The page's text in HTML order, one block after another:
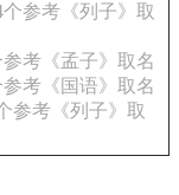
参考《列子》取
考《孟子》取名
考《国语》取名
参考《列子》取